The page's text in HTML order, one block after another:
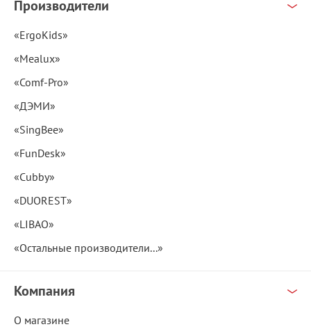
Производители
«ErgoKids»
«Mealux»
«Comf-Pro»
«ДЭМИ»
«SingBee»
«FunDesk»
«Cubby»
«DUOREST»
«LIBAO»
«Остальные производители...»
Компания
О магазине